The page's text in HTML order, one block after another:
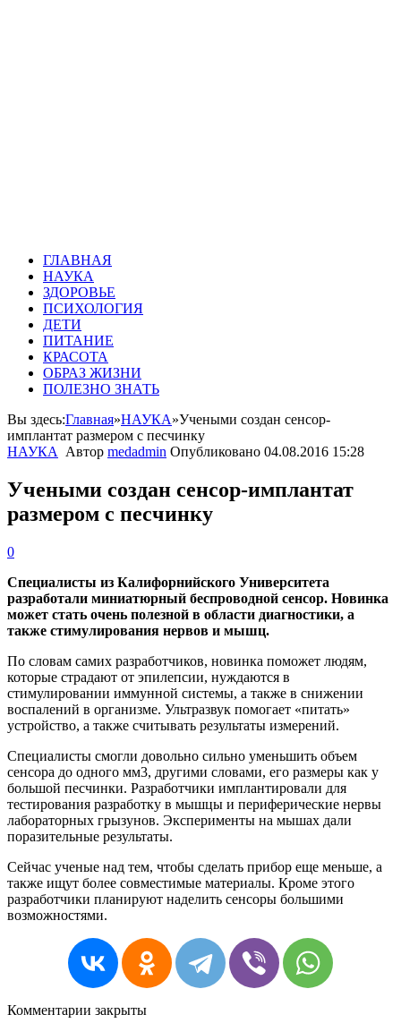
ГЛАВНАЯ
НАУКА
ЗДОРОВЬЕ
ПСИХОЛОГИЯ
ДЕТИ
ПИТАНИЕ
КРАСОТА
ОБРАЗ ЖИЗНИ
ПОЛЕЗНО ЗНАТЬ
Вы здесь:Главная»НАУКА»Учеными создан сенсор-
имплантат размером с песчинку
НАУКА
Автор medadmin Опубликовано 04.08.2016 15:28
Учеными создан сенсор-имплантат
размером с песчинку
0
Специалисты из Калифорнийского Университета
разработали миниатюрный беспроводной сенсор. Новинка
может стать очень полезной в области диагностики, а
также стимулирования нервов и мышц.
По словам самих разработчиков, новинка поможет людям,
которые страдают от эпилепсии, нуждаются в
стимулировании иммунной системы, а также в снижении
воспалений в организме. Ультразвук помогает «питать»
устройство, а также считывать результаты измерений.
Специалисты смогли довольно сильно уменьшить объем
сенсора до одного мм3, другими словами, его размеры как у
большой песчинки. Разработчики имплантировали для
тестирования разработку в мышцы и периферические нервы
лабораторных грызунов. Эксперименты на мышах дали
поразительные результаты.
Сейчас ученые над тем, чтобы сделать прибор еще меньше, а
также ищут более совместимые материалы. Кроме этого
разработчики планируют наделить сенсоры большими
возможностями.
Комментарии закрыты